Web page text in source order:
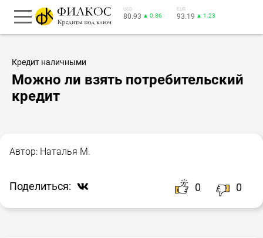
USD
80.93 ▲ 0.86
EUR
93.19 ▲ 1.23
Кредит наличными
Можно ли взять потребительский
кредит
Автор: Наталья М.
Поделиться: 0 0